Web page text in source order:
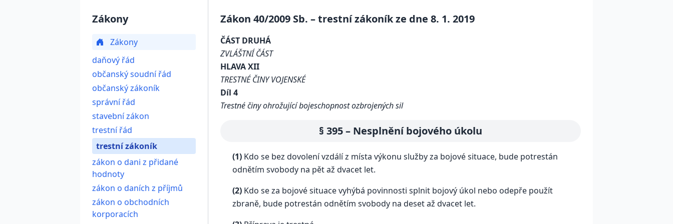
Zákony
Zákony
daňový řád
občanský soudní řád
občanský zákoník
správní řád
stavební zákon
trestní řád
trestní zákoník
zákon o dani z přidané
hodnoty
zákon o daních z příjmů
zákon o obchodních
korporacích
Zákon 40/2009 Sb. – trestní zákoník ze dne 8. 1. 2019
ČÁST DRUHÁ
ZVLÁŠTNÍ ČÁST
HLAVA XII
TRESTNÉ ČINY VOJENSKÉ
Díl 4
Trestné činy ohrožující bojeschopnost ozbrojených sil
§ 395 – Nesplnění bojového úkolu
(1) Kdo se bez dovolení vzdálí z místa výkonu služby za bojové situace, bude potrestán
odnětím svobody na pět až dvacet let.
(2) Kdo se za bojové situace vyhýbá povinnosti splnit bojový úkol nebo odepře použít
zbraně, bude potrestán odnětím svobody na deset až dvacet let.